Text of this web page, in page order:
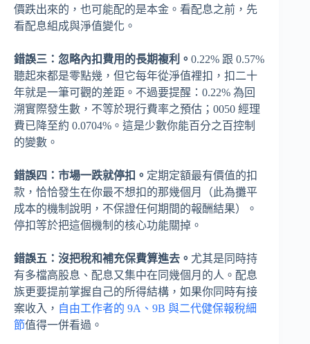
價跌出來的，也可能配的是本金。看配息之前，先
看配息組成與淨值變化。
錯誤三：忽略內扣費用的長期複利。 0.22% 跟 0.57%
聽起來都是零點幾，但它每年從淨值裡扣，扣二十
年就是一筆可觀的差距。不過要提醒：0.22% 為回
溯實際發生數，不等於現行費率之預估；0050 經理
費已降至約 0.0704%。這是少數你能百分之百控制
的變數。
錯誤四：市場一跌就停扣。 定期定額最有價值的扣
款，恰恰發生在你最不想扣的那幾個月（此為攤平
成本的機制說明，不保證任何期間的報酬結果）。
停扣等於把這個機制的核心功能關掉。
錯誤五：沒把稅和補充保費算進去。 尤其是同時持
有多檔高股息、配息又集中在同幾個月的人。配息
族更要提前掌握自己的所得結構，如果你同時有接
案收入， 自由工作者的 9A、9B 與二代健保報稅細
節值得一併看過。